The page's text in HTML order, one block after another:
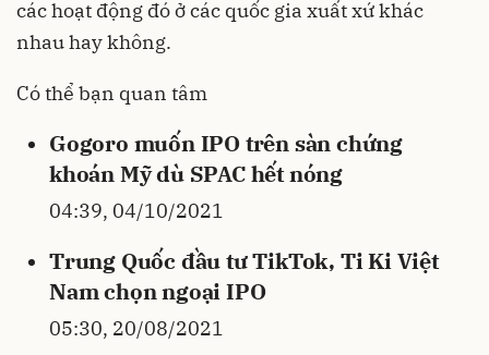
các hoạt động đó ở các quốc gia xuất xứ khác
nhau hay không.
Có thể bạn quan tâm
Gogoro muốn IPO trên sàn chứng
khoán Mỹ dù SPAC hết nóng
04:39, 04/10/2021
Trung Quốc đầu tư TikTok, Ti Ki Việt
Nam chọn ngoại IPO
05:30, 20/08/2021